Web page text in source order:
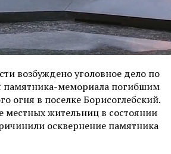
возбуждено уголовное дело по
памятника-мемориала погибшим
огня в поселке Борисоглебский.
жительниц в состоянии
осквернение памятника